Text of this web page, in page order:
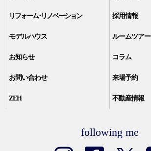
リフォーム･リノベーション 採用情報
モデルハウス ルームツアー
お知らせ コラム
お問い合わせ 来場予約
ZEH 不動産情報
following me